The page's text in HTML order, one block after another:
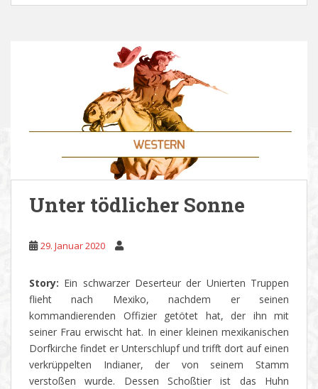
Unter tödlicher Sonne
29. Januar 2020
Story: Ein schwarzer Deserteur der Unierten Truppen
flieht nach Mexiko, nachdem er seinen
kommandierenden Offizier getötet hat, der ihn mit
seiner Frau erwischt hat. In einer kleinen mexikanischen
Dorfkirche findet er Unterschlupf und trifft dort auf einen
verkrüppelten Indianer, der von seinem Stamm
verstoßen wurde. Dessen Schoßtier ist das Huhn